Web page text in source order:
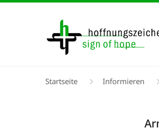
Pfadnavigation
Startseite Informieren